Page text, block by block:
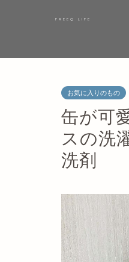
FREEQ LIFE
お気に入りのもの
缶が可
スの洗
洗剤